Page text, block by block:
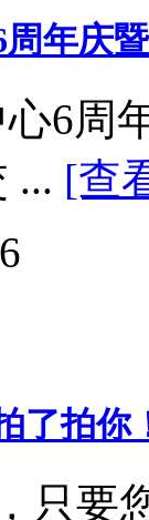
年庆
6周
... [查
了拍你
只要